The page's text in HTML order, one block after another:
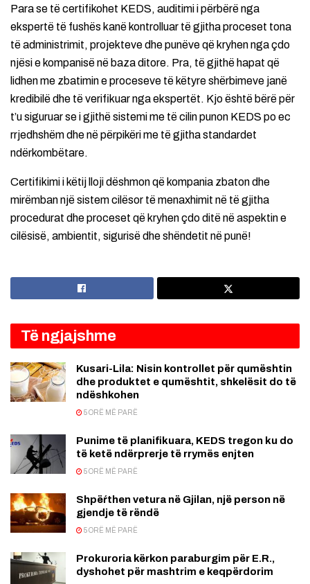
Para se të certifikohet KEDS, auditimi i përbërë nga
ekspertë të fushës kanë kontrolluar të gjitha proceset tona
të administrimit, projekteve dhe punëve që kryhen nga çdo
njësi e kompanisë në baza ditore. Pra, të gjithë hapat që
lidhen me zbatimin e proceseve të këtyre shërbimeve janë
kredibilë dhe të verifikuar nga ekspertët. Kjo është bërë për
t’u siguruar se i gjithë sistemi me të cilin punon KEDS po ec
rrjedhshëm dhe në përpikëri me të gjitha standardet
ndërkombëtare.
Certifikimi i këtij lloji dëshmon që kompania zbaton dhe
mirëmban një sistem cilësor të menaxhimit në të gjitha
procedurat dhe proceset që kryhen çdo ditë në aspektin e
cilësisë, ambientit, sigurisë dhe shëndetit në punë!
Të ngjajshme
Kusari-Lila: Nisin kontrollet për qumështin
dhe produktet e qumështit, shkelësit do të
ndëshkohen
5 ORË MË PARË
Punime të planifikuara, KEDS tregon ku do
të ketë ndërprerje të rrymës enjten
5 ORË MË PARË
Shpëŕthen vetura në Gjilan, një person në
gjendje të rëndë
5 ORË MË PARË
Prokuroria kërkon paraburgim për E.R.,
dyshohet për mashtrim e keqpërdorim